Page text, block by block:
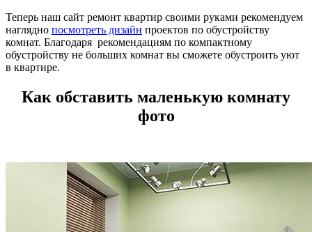
Теперь наш сайт ремонт квартир своими руками рекомендуем
наглядно посмотреть дизайн проектов по обустройству
комнат. Благодаря рекомендациям по компактному
обустройству не больших комнат вы сможете обустроить уют
в квартире.
Как обставить маленькую комнату
фото